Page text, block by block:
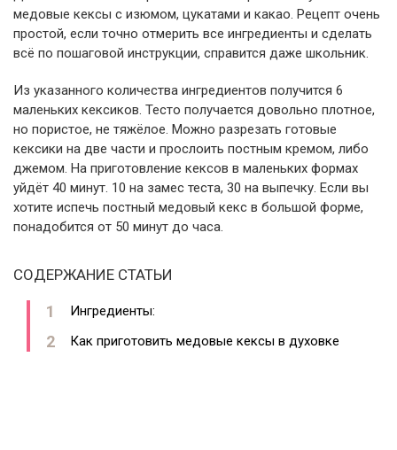
медовые кексы с изюмом, цукатами и какао. Рецепт очень
простой, если точно отмерить все ингредиенты и сделать
всё по пошаговой инструкции, справится даже школьник.
Из указанного количества ингредиентов получится 6
маленьких кексиков. Тесто получается довольно плотное,
но пористое, не тяжёлое. Можно разрезать готовые
кексики на две части и прослоить постным кремом, либо
джемом. На приготовление кексов в маленьких формах
уйдёт 40 минут. 10 на замес теста, 30 на выпечку. Если вы
хотите испечь постный медовый кекс в большой форме,
понадобится от 50 минут до часа.
СОДЕРЖАНИЕ СТАТЬИ
Ингредиенты:
Как приготовить медовые кексы в духовке